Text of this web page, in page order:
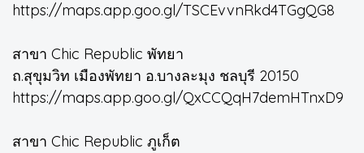
https://maps.app.goo.gl/TSCEvvnRkd4TGgQG8
สาขา Chic Republic พัทยา
ถ.สุขุมวิท เมืองพัทยา อ.บางละมุง ชลบุรี 20150
https://maps.app.goo.gl/QxCCQqH7demHTnxD9
สาขา Chic Republic ภูเก็ต